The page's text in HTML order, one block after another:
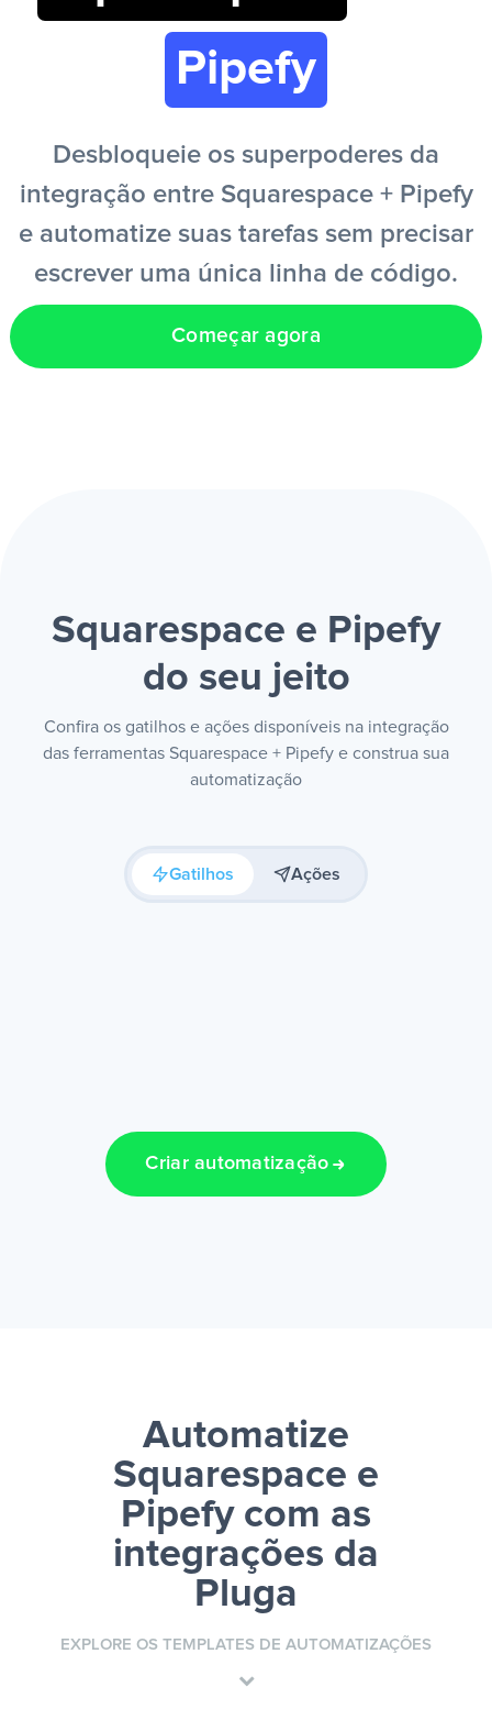
PT
Pipefy
Desbloqueie os superpoderes da
integração entre Squarespace + Pipefy
e automatize suas tarefas sem precisar
escrever uma única linha de código.
Começar agora
Squarespace e Pipefy
do seu jeito
Confira os gatilhos e ações disponíveis na integração
das ferramentas Squarespace + Pipefy e construa sua
automatização
Gatilhos Ações
Criar automatização
Automatize
Squarespace e
Pipefycom as
integrações da
Pluga
EXPLORE OS TEMPLATES DE AUTOMATIZAÇÕES